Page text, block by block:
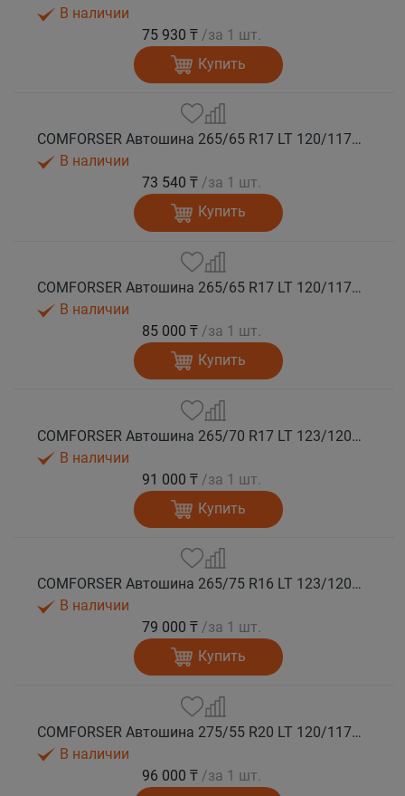
В наличии
75 930 ₸ /за 1 шт.
Купить
COMFORSER Автошина 265/65 R17 LT 120/117Q CF9000 R/T RWL 10PR лето
В наличии
73 540 ₸ /за 1 шт.
Купить
COMFORSER Автошина 265/65 R17 LT 120/117Q CF9000 R/T RWL 10PR лето
В наличии
85 000 ₸ /за 1 шт.
Купить
COMFORSER Автошина 265/70 R17 LT 123/120Q CF9000 R/T RWL 10PR лето
В наличии
91 000 ₸ /за 1 шт.
Купить
COMFORSER Автошина 265/75 R16 LT 123/120Q CF9000 R/T RWL 10PR лето
В наличии
79 000 ₸ /за 1 шт.
Купить
COMFORSER Автошина 275/55 R20 LT 120/117Q CF9000 R/T RWL 10PR лето
В наличии
96 000 ₸ /за 1 шт.